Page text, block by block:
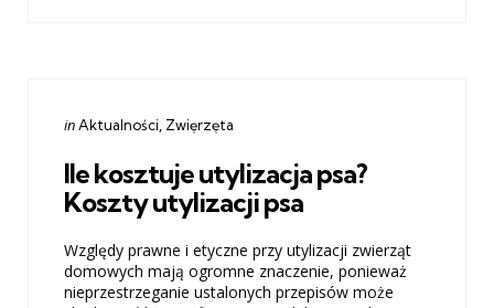
Categories
Posted
inAktualności Zwięrzęta
Ile kosztuje utylizacja psa?
Koszty utylizacji psa
Względy prawne i etyczne przy utylizacji zwierząt
domowych mają ogromne znaczenie, ponieważ
nieprzestrzeganie ustalonych przepisów może